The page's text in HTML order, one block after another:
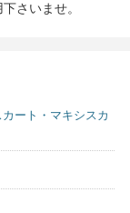
さいませ。
カート・マキシスカ